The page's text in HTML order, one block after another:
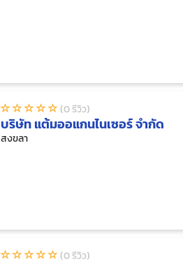
(0 รีวิว)
บริษัท แต้มออแกนไนเซอร์ จำกัด
สงขลา
(0 รีวิว)